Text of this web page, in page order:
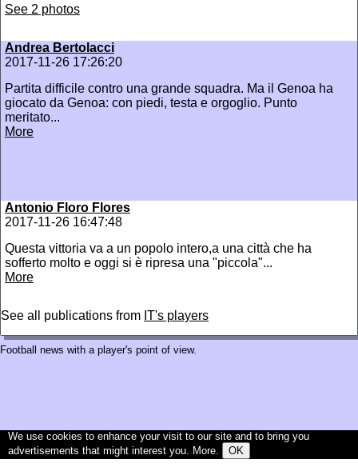
See 2 photos
Andrea Bertolacci
2017-11-26 17:26:20
Partita difficile contro una grande squadra. Ma il Genoa ha
giocato da Genoa: con piedi, testa e orgoglio. Punto
meritato...
More
Antonio Floro Flores
2017-11-26 16:47:48
Questa vittoria va a un popolo intero,a una città che ha
sofferto molto e oggi si è ripresa una "piccola"...
More
See all publications from IT's players
Football news with a player's point of view.
We use cookies to enhance your visit to our site and to bring you
advertisements that might interest you. More. OK